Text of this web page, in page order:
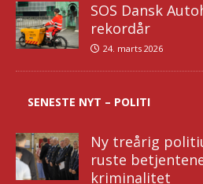
SOS Dansk
rekordår
24. marts 2026
SENESTE NYT – POLITI
Ny treårig
ruste
kriminalitet